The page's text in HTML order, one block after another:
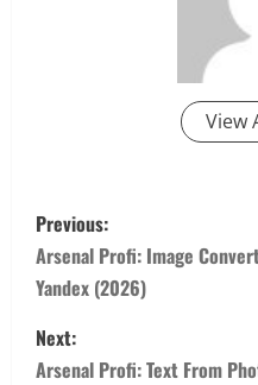
View
P
o
s
t
Previous:
Arsenal Profi: Image
Yandex (2026)
Next:
Arsenal Profi: Text From